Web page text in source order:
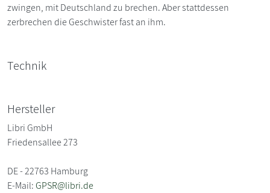
zwingen, mit Deutschland zu brechen. Aber stattdessen
zerbrechen die Geschwister fast an ihm.
Technik
Hersteller
Libri GmbH
Friedensallee 273
DE - 22763 Hamburg
E-Mail:GPSR@libri.de